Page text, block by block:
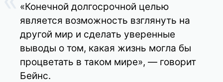
«Конечной долгосрочной целью
является возможность взглянуть на
другой мир и сделать уверенные
выводы о том, какая жизнь могла бы
процветать в таком мире», — говорит
Бейнс.